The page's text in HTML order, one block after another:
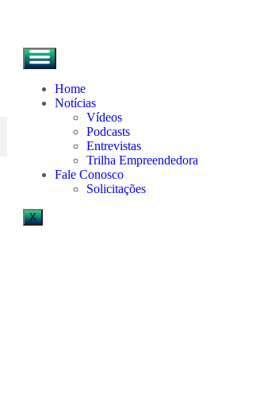
Home
Notícias
Vídeos
Podcasts
Entrevistas
Trilha Empreendedora
Fale Conosco
Solicitações
X